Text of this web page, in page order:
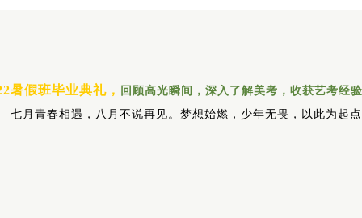
暑假班毕业典礼， 回顾高光瞬间，深入了解美考， 收获艺考经
七月青春相遇，八月不说再见。 梦想始燃，少年无畏，以此为起点